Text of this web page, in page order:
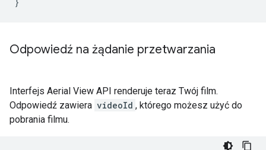
Odpowiedź na żądanie przetwarzania
Interfejs Aerial View API renderuje teraz Twój film.
Odpowiedź zawiera videoId , którego możesz użyć do
pobrania filmu.